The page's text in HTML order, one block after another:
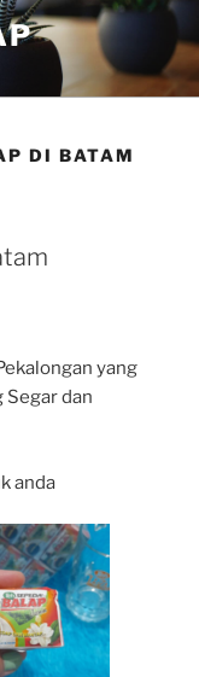
DI BATAM
yang
Segar dan
anda